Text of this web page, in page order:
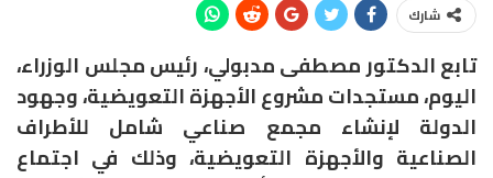
شارك
تابع الدكتور مصطفى مدبولي، رئيس مجلس الوزراء،
اليوم، مستجدات مشروع الأجهزة التعويضية، وجهود
الدولة لإنشاء مجمع صناعي شامل للأطراف
الصناعية والأجهزة التعويضية، وذلك في اجتماع